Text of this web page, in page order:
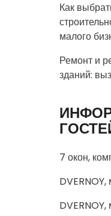
Как
малого
Ремонт и
зданий:
7 окон,